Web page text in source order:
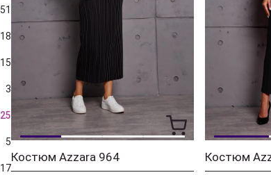
51
18
15
3
25
5
17
Костюм Azzara 964 Костюм